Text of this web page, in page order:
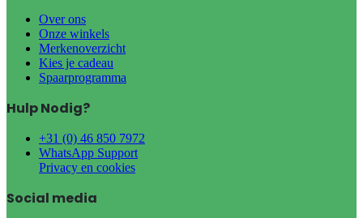
Over ons
Onze winkels
Merkenoverzicht
Kies je cadeau
Spaarprogramma
Hulp Nodig?
+31 (0) 46 850 7972
WhatsApp Support
Privacy en cookies
Social media